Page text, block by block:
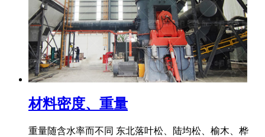
材料密度、重量
重量随含水率而不同 东北落叶松、陆均松、榆木、桦